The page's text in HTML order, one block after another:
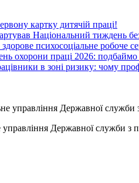
картку дитячій праці!
Національний тиждень
психосоціальне робоче
охорони праці 2026:
в зоні ризику: чому
Державної служби з